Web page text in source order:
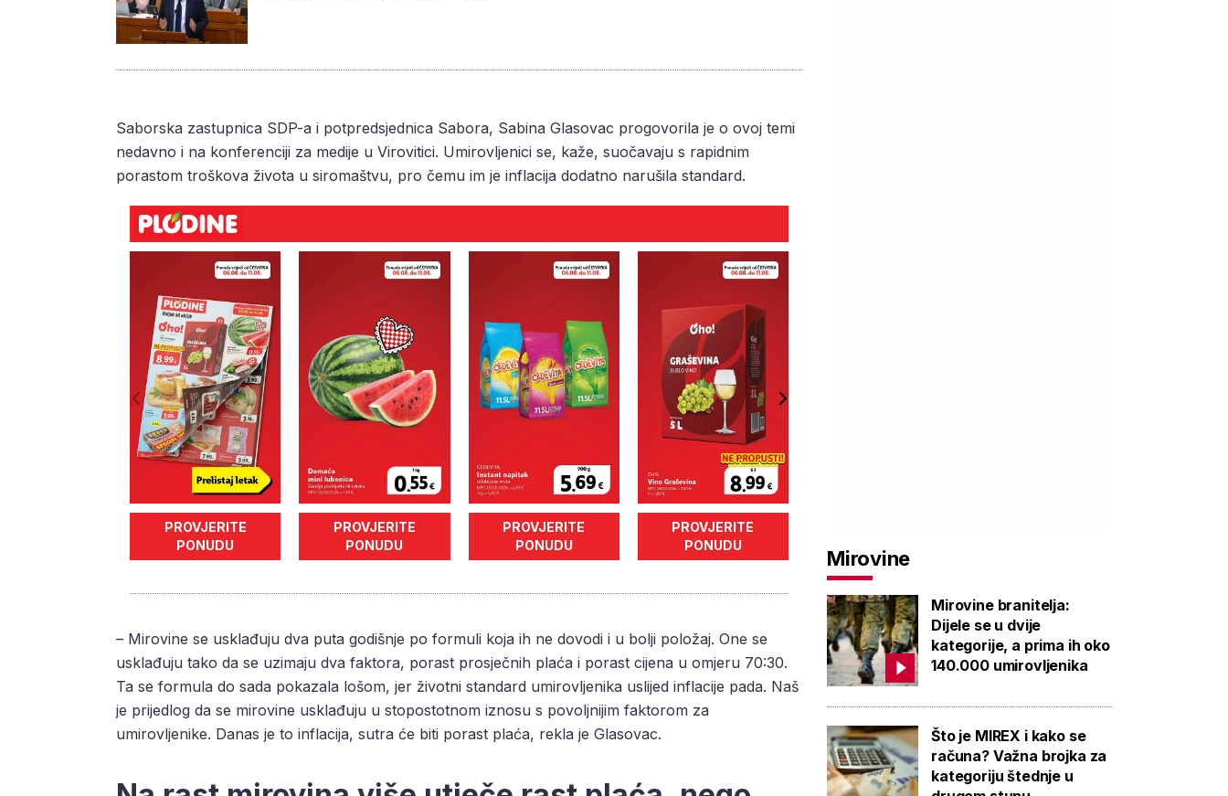
Saborska zastupnica SDP-a i potpredsjednica Sabora, Sabina Glasovac progovorila je o ovoj temi
nedavno i na konferenciji za medije u Virovitici. Umirovljenici se, kaže, suočavaju s rapidnim
porastom troškova života u siromaštvu, pro čemu im je inflacija dodatno narušila standard.
PROVJERITE
PONUDU
PROVJERITE
PONUDU
PROVJERITE
PONUDU
PROVJERITE
PONUDU
– Mirovine se usklađuju dva puta godišnje po formuli koja ih ne dovodi i u bolji položaj. One se
usklađuju tako da se uzimaju dva faktora, porast prosječnih plaća i porast cijena u omjeru 70:30.
Ta se formula do sada pokazala lošom, jer životni standard umirovljenika uslijed inflacije pada. Naš
je prijedlog da se mirovine usklađuju u stopostotnom iznosu s povoljnijim faktorom za
umirovljenike. Danas je to inflacija, sutra će biti porast plaća, rekla je Glasovac.
Mirovine
Mirovine branitelja:
Dijele se u dvije
kategorije, a prima ih oko
140.000 umirovljenika
Što je MIREX i kako se
računa? Važna brojka za
kategoriju štednje u